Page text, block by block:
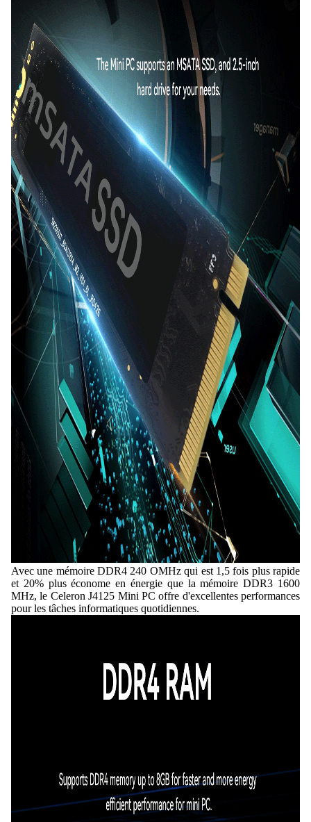
Avec une mémoire DDR4 240 OMHz qui est 1,5 fois plus rapide
et 20% plus économe en énergie que la mémoire DDR3 1600
MHz, le Celeron J4125 Mini PC offre d'excellentes performances
pour les tâches informatiques quotidiennes.